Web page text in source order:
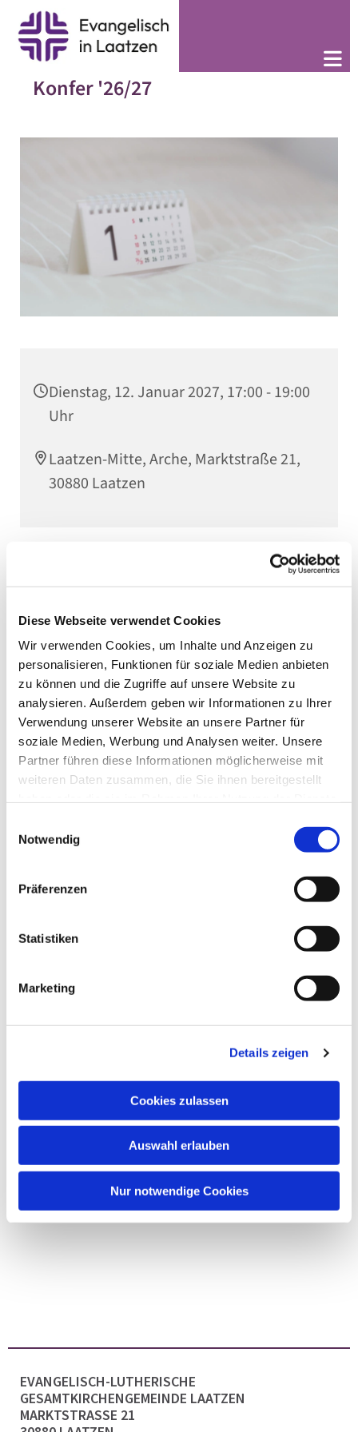
Diese Webseite verwendet Cookies
Wir verwenden Cookies, um Inhalte und Anzeigen zu
personalisieren, Funktionen für soziale Medien anbieten
zu können und die Zugriffe auf unsere Website zu
analysieren. Außerdem geben wir Informationen zu Ihrer
Verwendung unserer Website an unsere Partner für
soziale Medien, Werbung und Analysen weiter. Unsere
Partner führen diese Informationen möglicherweise mit
weiteren Daten zusammen, die Sie ihnen bereitgestellt
Notwendig
Präferenzen
Statistiken
Marketing
Details zeigen
Cookies zulassen
Auswahl erlauben
Nur notwendige Cookies
Konfer '26/27
Dienstag, 12. Januar 2027, 17:00 - 19:00
Uhr
Laatzen-Mitte, Arche, Marktstraße 21,
30880 Laatzen
EVANGELISCH-LUTHERISCHE
GESAMTKIRCHENGEMEINDE LAATZEN
MARKTSTRASSE 21